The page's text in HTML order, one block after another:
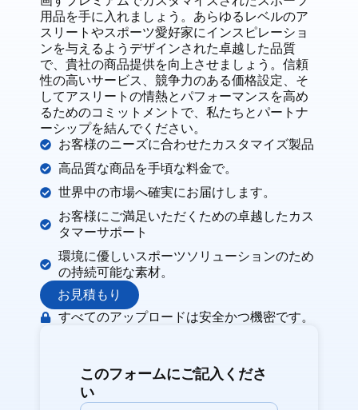
用品を手に入れましょう。あらゆるレベルのア
スリートやスポーツ愛好家にインスピレーショ
ンを与えるようデザインされた卓越した品質
で、貴社の商品提供を向上させましょう。信頼
性の高いサービス、競争力のある価格設定、そ
してアスリートの情熱とパフォーマンスを高め
るためのコミットメントで、私たちとパートナ
ーシップを結んでください。
お客様のニーズに合わせたカスタマイズ製品
高品質な商品を手頃な料金で。
世界中の市場へ確実にお届けします。
お客様にご満足いただくための卓越したカス
タマーサポート
環境に優しいスポーツソリューションのため
の持続可能な素材。
お見積もり
すべてのアップロードは安全かつ機密です。
このフォームにご記入くださ
い